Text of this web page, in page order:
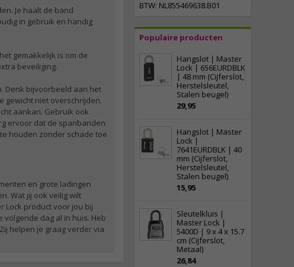
BTW: NL855469638.B01
Populaire producten
Hangslot | Master
Lock | 656EURDBLK
| 48 mm (Cijferslot,
Herstelsleutel,
Stalen beugel)
29,95
Hangslot | Master
Lock |
7641EURDBLK | 40
mm (Cijferslot,
Herstelsleutel,
Stalen beugel)
15,95
Sleutelkluis |
Master Lock |
5400D | 9 x 4 x 15.7
cm (Cijferslot,
Metaal)
26,84
Je haalt de band
in gebruik en handig
gemakkelijk is om de
beveiliging.
Denk bijvoorbeeld aan het
gewicht niet overschrijden.
aankan. Gebruik ook
ervoor dat de spanbanden
houden zonder schade toe
en grote ladingen
Wat jij ook veilig wilt
Lock product voor jou bij
volgende dag al in huis. Heb
helpen je graag verder via